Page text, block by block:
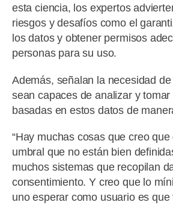
esta ciencia, los expertos
riesgos y desafíos como el
los datos y obtener permisos
personas para su uso.
Además, señalan la necesidad
sean capaces de analizar y
basadas en estos datos de
“Hay muchas cosas que creo
umbral que no están bien
muchos sistemas que recopilan
consentimiento. Y creo que lo
uno esperar como usuario es